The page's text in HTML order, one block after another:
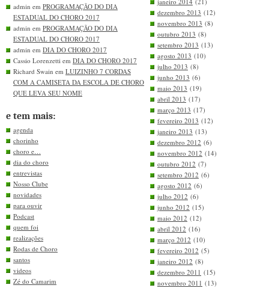
admin em PROGRAMAÇÃO DO DIA
ESTADUAL DO CHORO 2017
admin em PROGRAMAÇÃO DO DIA
ESTADUAL DO CHORO 2017
admin em DIA DO CHORO 2017
Cassio Lorenzetti em DIA DO CHORO 2017
Richard Swain em LUIZINHO 7 CORDAS
COM A CAMISETA DA ESCOLA DE CHORO
QUE LEVA SEU NOME
e tem mais:
agenda
chorinho
choro e…
dia do choro
entrevistas
Nosso Clube
novidades
para ouvir
Podcast
quem foi
realizações
Rodas de Choro
santos
videos
Zé do Camarim
dezembro 2013 (12)
novembro 2013 (8)
outubro 2013 (8)
setembro 2013 (13)
agosto 2013 (10)
julho 2013 (8)
junho 2013 (6)
maio 2013 (19)
abril 2013 (17)
março 2013 (17)
fevereiro 2013 (12)
janeiro 2013 (13)
dezembro 2012 (6)
novembro 2012 (14)
outubro 2012 (7)
setembro 2012 (6)
agosto 2012 (6)
julho 2012 (6)
junho 2012 (15)
maio 2012 (12)
abril 2012 (16)
março 2012 (10)
fevereiro 2012 (5)
janeiro 2012 (8)
dezembro 2011 (15)
novembro 2011 (13)